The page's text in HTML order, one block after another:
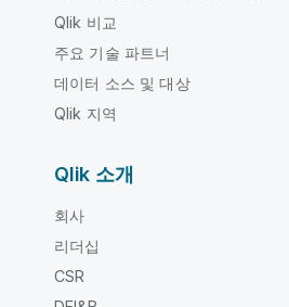
Qlik 비교
주요 기술 파트너
데이터 소스 및 대상
Qlik 지역
Qlik 소개
회사
리더십
CSR